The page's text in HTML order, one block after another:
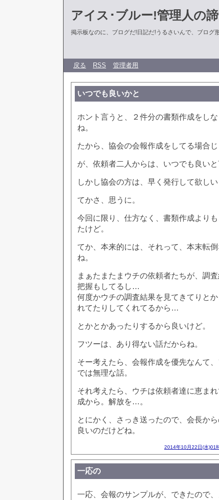
アイス･ブルー!管理人の
掲示板なのに、ブログだ!日記だ!うるさいんで、ブログ
戻る RSS 管理者用
いつでも良いかと
ホント言うと、２件分の書類作成をし
ね。
たから、協会の会報作成をしてる場合
が、依頼者二人からは、いつでも良い
しかし協会の方は、早く発行して欲し
てかさ、思うに。
今回に限り、仕方なく、書類作成より
たけど。
てか、本来的には、それって、本末転
ね。
まぁたまたまウチの依頼者たちが、調
把握もしてるし…
何度かウチの調査結果を見てきてりと
れてたりしてくれてるから…
とかとかあったりするから良いけど。
フツーは、あり得ない話だからね。
そー考えたら、会報作成を優先なんて
では無理な話。
それ考えたら、ウチは依頼者達に恵ま
成から。解放を…。
とにかく、さっき送ったので、会長か
良いのだけどね。
2014年10月22日(水)01
一応の
一応、会報のサンプルが、できたので